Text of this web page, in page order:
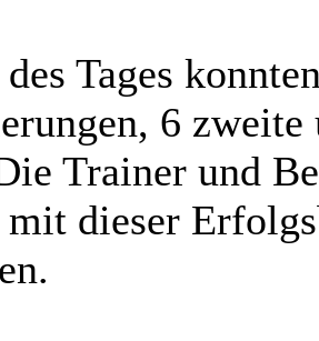
Tages
6
Trainer und
mit dieser